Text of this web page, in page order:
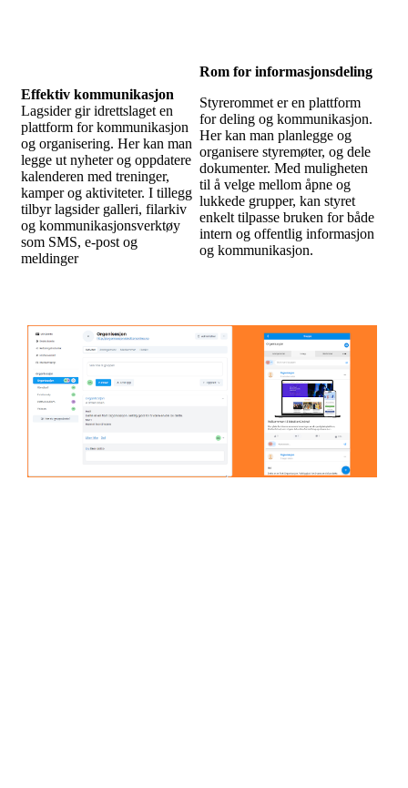
Effektiv kommunikasjon
Lagsider gir idrettslaget en
plattform for kommunikasjon
og organisering. Her kan man
legge ut nyheter og oppdatere
kalenderen med treninger,
kamper og aktiviteter. I tillegg
tilbyr lagsider galleri, filarkiv
og kommunikasjonsverktøy
som SMS, e-post og
meldinger
Rom for informasjonsdeling
Styrerommet er en plattform
for deling og kommunikasjon.
Her kan man planlegge og
organisere styremøter, og dele
dokumenter. Med muligheten
til å velge mellom åpne og
lukkede grupper, kan styret
enkelt tilpasse bruken for både
intern og offentlig informasjon
og kommunikasjon.